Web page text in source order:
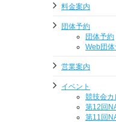
料金案内
団体予約
団体予約
Web団
営業案内
イベント
競技会カ
第12回
第11回